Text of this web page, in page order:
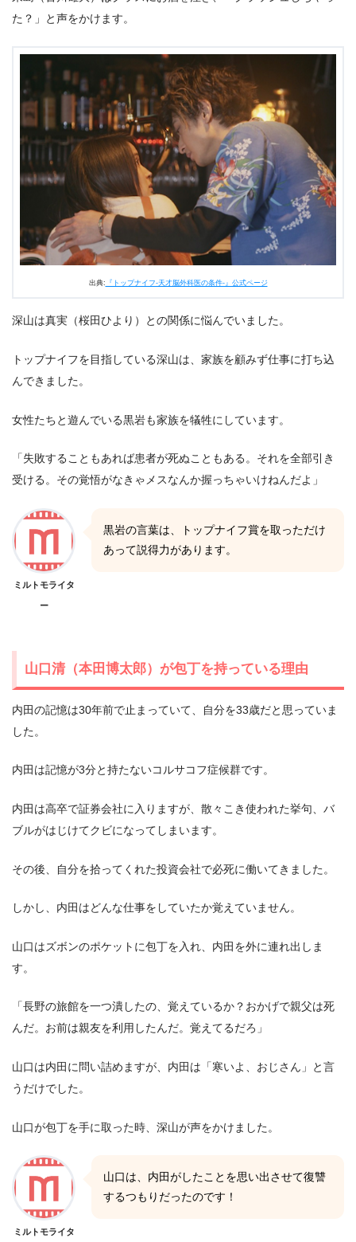
た？」と声をかけます。
出典: 『トップナイフ-天才脳外科医の条件-』公式ページ
深山は真実（桜田ひより）との関係に悩んでいました。
トップナイフを目指している深山は、家族を顧みず仕事に打ち込
んできました。
女性たちと遊んでいる黒岩も家族を犠牲にしています。
「失敗することもあれば患者が死ぬこともある。それを全部引き
受ける。その覚悟がなきゃメスなんか握っちゃいけねんだよ」
ミルトモライタ
ー
黒岩の言葉は、トップナイフ賞を取っただけ
あって説得力があります。
山口清（本田博太郎）が包丁を持っている理由
内田の記憶は30年前で止まっていて、自分を33歳だと思っていま
した。
内田は記憶が3分と持たないコルサコフ症候群です。
内田は高卒で証券会社に入りますが、散々こき使われた挙句、バ
ブルがはじけてクビになってしまいます。
その後、自分を拾ってくれた投資会社で必死に働いてきました。
しかし、内田はどんな仕事をしていたか覚えていません。
山口はズボンのポケットに包丁を入れ、内田を外に連れ出しま
す。
「長野の旅館を一つ潰したの、覚えているか？おかげで親父は死
んだ。お前は親友を利用したんだ。覚えてるだろ」
山口は内田に問い詰めますが、内田は「寒いよ、おじさん」と言
うだけでした。
山口が包丁を手に取った時、深山が声をかけました。
ミルトモライタ
山口は、内田がしたことを思い出させて復讐
するつもりだったのです！